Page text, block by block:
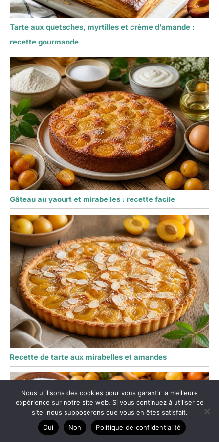
Tarte aux quetsches, myrtilles et crème d’amande :
recette gourmande
Gâteau au yaourt et mirabelles : recette facile
Recette de tarte aux mirabelles et amandes
Nous utilisons des cookies pour vous garantir la meilleure
expérience sur notre site web. Si vous continuez à utiliser ce
site, nous supposerons que vous en êtes satisfait.
Oui
Non Politique de confidentialité